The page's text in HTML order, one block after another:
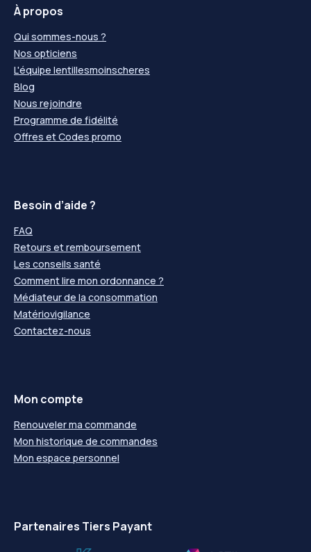
À propos
Qui sommes-nous ?
Nos opticiens
L'équipe lentillesmoinscheres
Blog
Nous rejoindre
Programme de fidélité
Offres et Codes promo
Besoin d’aide ?
FAQ
Retours et remboursement
Les conseils santé
Comment lire mon ordonnance ?
Médiateur de la consommation
Matériovigilance
Contactez-nous
Mon compte
Renouveler ma commande
Mon historique de commandes
Mon espace personnel
Partenaires Tiers Payant